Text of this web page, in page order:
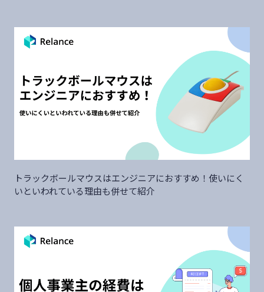
トラックボールマウスはエンジニアにおすすめ！使いにく
いといわれている理由も併せて紹介